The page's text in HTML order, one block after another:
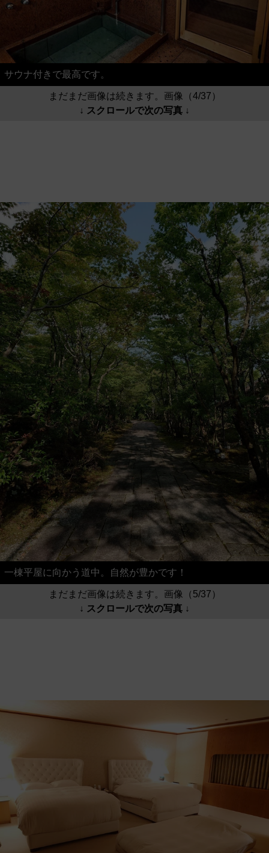
サウナ付きで最高です。
まだまだ画像は続きます。画像（4/37）
↓ スクロールで次の写真 ↓
一棟平屋に向かう道中。自然が豊かです！
まだまだ画像は続きます。画像（5/37）
↓ スクロールで次の写真 ↓